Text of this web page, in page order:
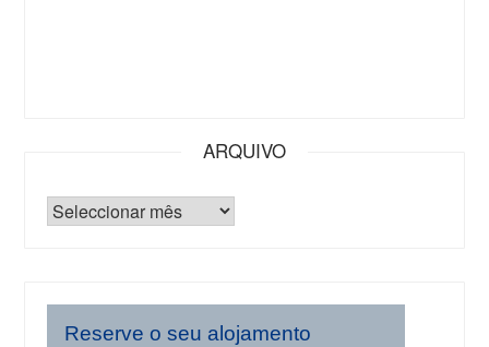
ARQUIVO
Reserve o seu alojamento